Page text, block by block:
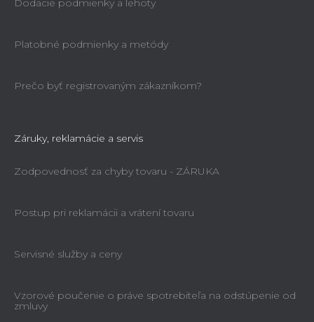
Dodacie podmienky a lehoty
Platobné podmienky a metódy
Prečo byť registrovaným zákazníkom?
Záruky, reklamácie a servis
Zodpovednosť za chyby tovaru - ZÁRUKA
Postup pri reklamácii a vrátení tovaru
Servisné služby a ceny
Vzorové poučenie o práve spotrebiteľa na odstúpenie od
zmluvy